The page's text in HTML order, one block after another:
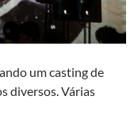
um casting de
diversos. Várias